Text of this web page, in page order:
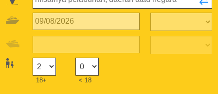
18+ < 18